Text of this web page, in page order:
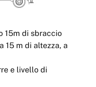
15m di sbraccio
15 m di altezza, a
e livello di